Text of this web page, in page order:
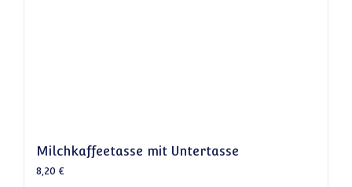
Milchkaffeetasse mit Untertasse
8,20 €